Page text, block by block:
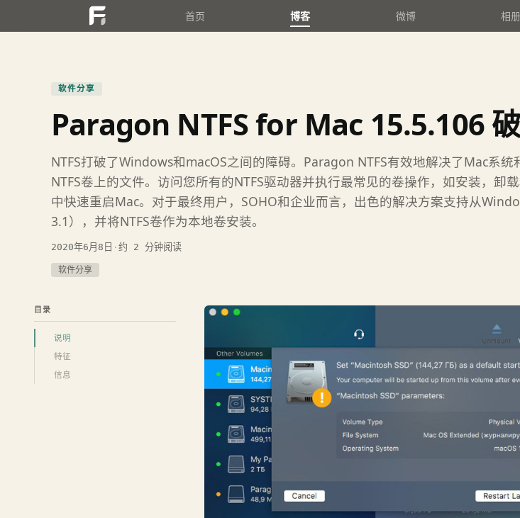
首页 博客 微博 相册
软件分享
Paragon NTFS for Mac 15.5.106
NTFS打破了Windows和macOS之间的障碍。Paragon NTFS有效地解决了Mac系
NTFS卷上的文件。访问您所有的NTFS驱动器并执行最常见的卷操作，如安装，
中快速重启Mac。对于最终用户，SOHO和企业而言，出色的解决方案支持从
3.1），并将NTFS卷作为本地卷安装。
2020年6月8日 · 约 2 分钟阅读
软件分享
目录
说明
特征
信息